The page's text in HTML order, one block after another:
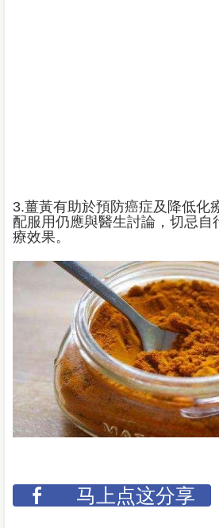
3.薑黃有助於預防癌症及降低化
配服用仍應與醫生討論，切忌自
療效果。
马上点这分享